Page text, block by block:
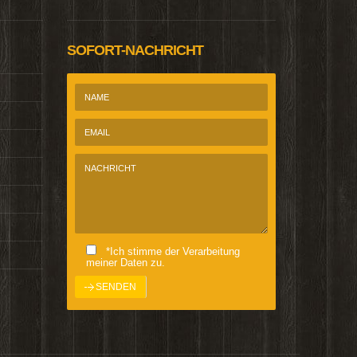
SOFORT-NACHRICHT
*Ich stimme der Verarbeitung
meiner Daten zu.